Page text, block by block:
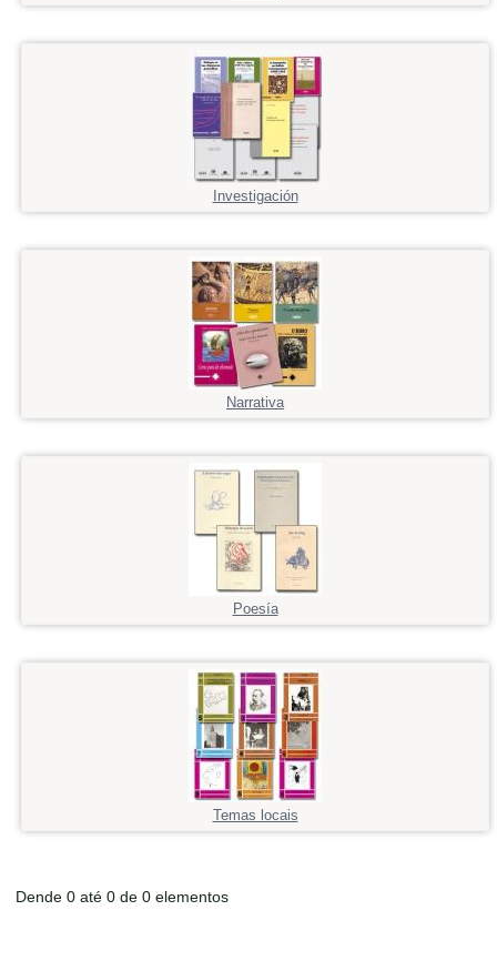
Investigación
Narrativa
Poesía
Temas locais
Dende 0 até 0 de 0 elementos